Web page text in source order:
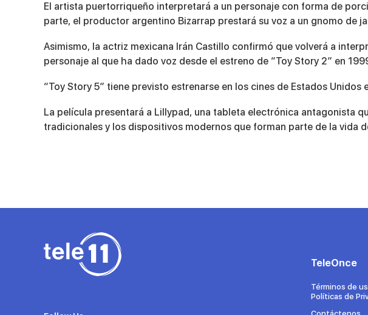
El artista puertorriqueño interpretará a un personaje con forma de
parte, el productor argentino Bizarrap prestará su voz a un gnomo de
Asimismo, la actriz mexicana Irán Castillo confirmó que volverá a
personaje al que ha dado voz desde el estreno de “Toy Story 2” en
“Toy Story 5” tiene previsto estrenarse en los cines de Estados
La película presentará a Lillypad, una tableta electrónica antagonista
tradicionales y los dispositivos modernos que forman parte de la vida
TeleOnce
Términos de
Políticas de